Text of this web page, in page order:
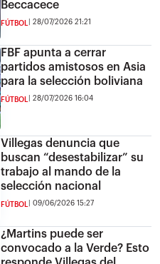
Beccacece
FÚTBOL 28/07/2026 21:21
FBF apunta a cerrar
partidos amistosos en Asia
para la selección boliviana
FÚTBOL 28/07/2026 16:04
Villegas denuncia que
buscan “desestabilizar” su
trabajo al mando de la
selección nacional
FÚTBOL 09/06/2026 15:27
¿Martins puede ser
convocado a la Verde? Esto